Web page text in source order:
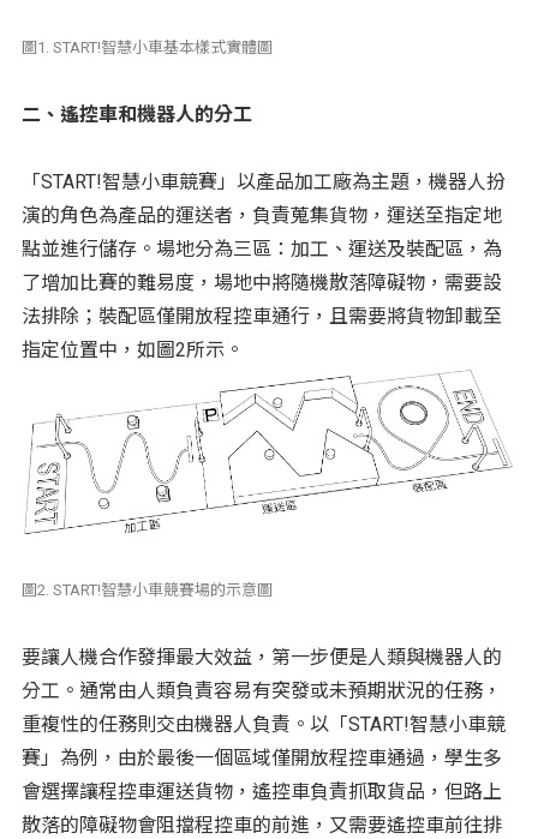
圖1. START!智慧小車基本樣式實體圖
二、遙控車和機器人的分工
「START!智慧小車競賽」以產品加工廠為主題，機器人扮
演的角色為產品的運送者，負責蒐集貨物，運送至指定地
點並進行儲存。場地分為三區：加工、運送及裝配區，為
了增加比賽的難易度，場地中將隨機散落障礙物，需要設
法排除；裝配區僅開放程控車通行，且需要將貨物卸載至
指定位置中，如圖2所示。
圖2. START!智慧小車競賽場的示意圖
要讓人機合作發揮最大效益，第一步便是人類與機器人的
分工。通常由人類負責容易有突發或未預期狀況的任務，
重複性的任務則交由機器人負責。以「START!智慧小車競
賽」為例，由於最後一個區域僅開放程控車通過，學生多
會選擇讓程控車運送貨物，遙控車負責抓取貨品，但路上
散落的障礙物會阻擋程控車的前進，又需要遙控車前往排